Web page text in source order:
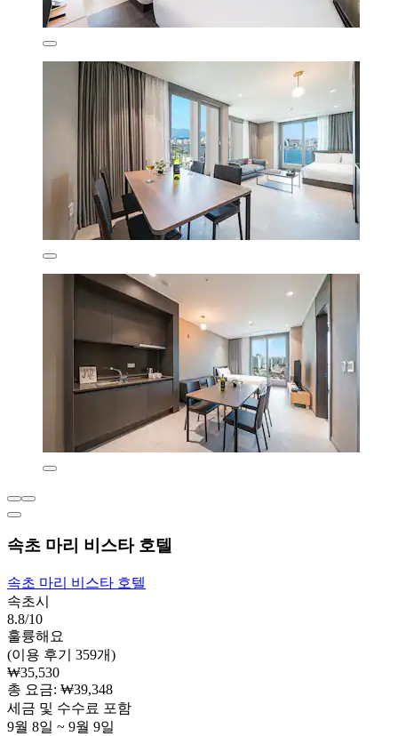
속초 마리 비스타 호텔
속초 마리 비스타 호텔
속초시
8.8/10
훌륭해요
(이용 후기 359개)
₩35,530
총 요금: ₩39,348
세금 및 수수료 포함
9월 8일 ~ 9월 9일